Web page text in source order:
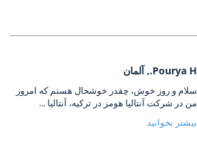
Pourya H., آلمان
سلام و روز خوش، چقدر خوشحال هستم که امروز
من در شرکت آنتالیا هومز در ترکیه، آنتالیا ...
بیشتر بخوانید